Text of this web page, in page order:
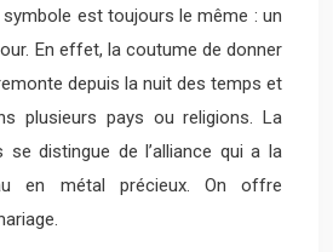
est toujours le même : un
En effet, la coutume de donner
depuis la nuit des temps et
plusieurs pays ou religions. La
se distingue de l’alliance qui a la
en métal précieux. On offre